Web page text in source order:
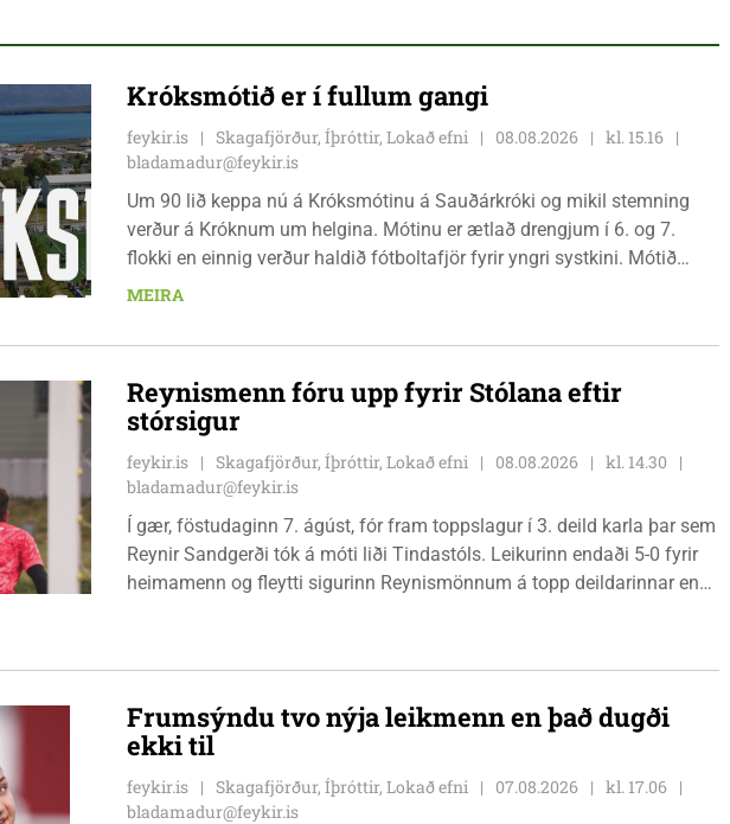
Króksmótið er í fullum gangi
feykir.is Skagafjörður, Íþróttir, Lokað efni 08.08.2026
kl. 15.16
bladamadur@feykir.is
Um 90 lið keppa nú á Króksmótinu á Sauðárkróki og mikil stemning
verður á Króknum um helgina. Mótinu er ætlað drengjum í 6. og 7.
flokki en einnig verður haldið fótboltafjör fyrir yngri systkini. Mótið
hófst í gær, föstudaginn 7. ágúst og því lýkur á morgun, sunnudaginn
MEIRA
Reynismenn fóru upp fyrir Stólana eftir
stórsigur
feykir.is Skagafjörður, Íþróttir, Lokað efni 08.08.2026
kl. 14.30
bladamadur@feykir.is
Í gær, föstudaginn 7. ágúst, fór fram toppslagur í 3. deild karla þar sem
Reynir Sandgerði tók á móti liði Tindastóls. Leikurinn endaði 5-0 fyrir
heimamenn og fleytti sigurinn Reynismönnum á topp deildarinnar en
Frumsýndu tvo nýja leikmenn en það dugði
ekki til
feykir.is Skagafjörður, Íþróttir, Lokað efni 07.08.2026
kl. 17.06
bladamadur@feykir.is